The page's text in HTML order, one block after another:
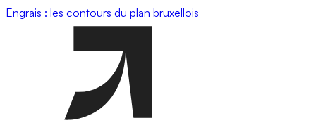
Engrais : les contours du plan bruxellois